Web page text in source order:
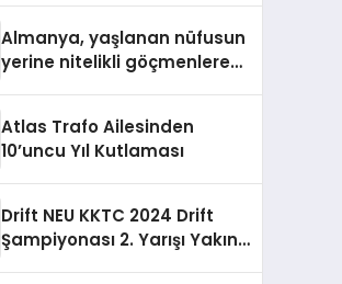
Almanya, yaşlanan nüfusun
yerine nitelikli göçmenlere
Atlas Trafo Ailesinden
10’uncu Yıl Kutlaması
Drift NEU KKTC 2024 Drift
Şampiyonası 2. Yarışı Yakın